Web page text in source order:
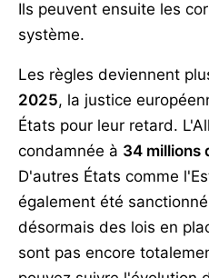
Ils peuvent ensuite les
système.
Les règles deviennent
2025, la justice
États pour leur retard.
condamnée à 34 millions
D'autres États comme
également été
désormais des lois en
sont pas encore